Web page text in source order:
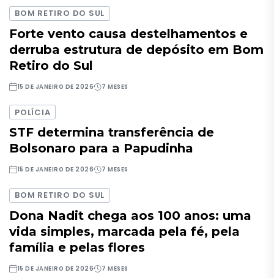
BOM RETIRO DO SUL
Forte vento causa destelhamentos e
derruba estrutura de depósito em Bom
Retiro do Sul
15 DE JANEIRO DE 2026 7 MESES
POLÍCIA
STF determina transferência de
Bolsonaro para a Papudinha
15 DE JANEIRO DE 2026 7 MESES
BOM RETIRO DO SUL
Dona Nadit chega aos 100 anos: uma
vida simples, marcada pela fé, pela
família e pelas flores
15 DE JANEIRO DE 2026 7 MESES